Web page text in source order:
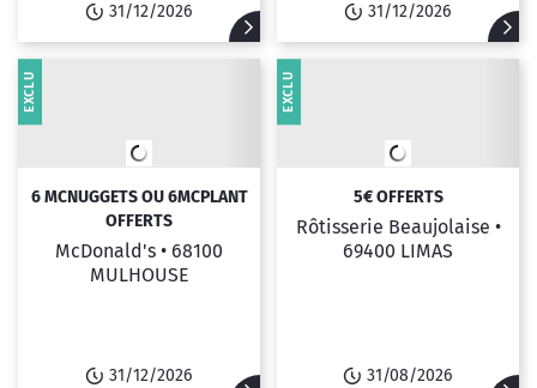
31/12/2026 31/12/2026
6 MCNUGGETS OU 6MCPLANT
OFFERTS
McDonald's • 68100
MULHOUSE
31/12/2026
EXCLU
5€ OFFERTS
Rôtisserie Beaujolaise •
69400 LIMAS
31/08/2026
EXCLU